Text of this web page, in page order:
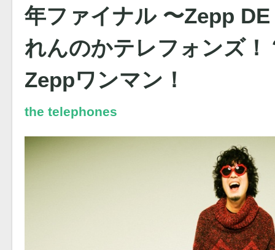
年ファイナル 〜Zepp
れんのかテレフォンズ！
Zeppワンマン！
the telephones